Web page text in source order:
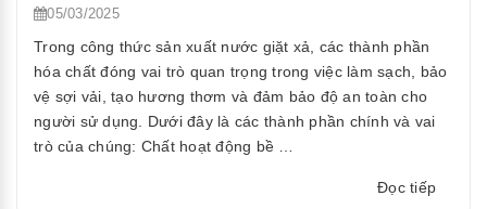
05/03/2025
Trong công thức sản xuất nước giặt xả, các thành phần
hóa chất đóng vai trò quan trọng trong việc làm sạch, bảo
vệ sợi vải, tạo hương thơm và đảm bảo độ an toàn cho
người sử dụng. Dưới đây là các thành phần chính và vai
trò của chúng: Chất hoạt động bề …
Đọc tiếp“Các